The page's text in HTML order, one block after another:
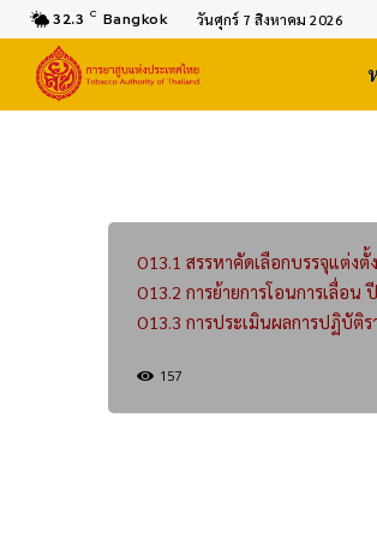
32.3 C Bangkok วันศุกร์ 7 สิงหาคม 2026
O13.1 สรรหาคัดเลือกบรรจุแต่งตั้ง
O13.2 การย้ายการโอนการเลื่อน
O13.3 การประเมินผลการปฏิบัติร
157